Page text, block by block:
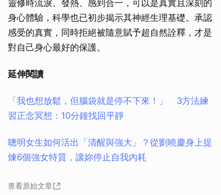
靈修時流淚、發熱、感到合一，可以是真實且深刻的
身心體驗，科學也已初步揭示其神經生理基礎。承認
感受的真實，同時拒絕被隨意賦予超自然詮釋，才是
對自己身心最好的保護。
延伸閱讀
「我也想放鬆，但腦袋就是停不下來！」 3方法練
習正念冥想：10分鐘找回平靜
聰明女生如何活出「清醒與強大」？從劉曉慶身上提
煉6個強女特質，讓妳停止自我內耗
查看原始文章